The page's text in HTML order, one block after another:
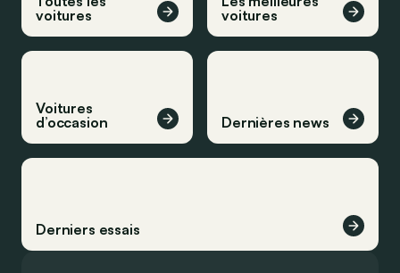
voitures
voitures
Voitures
d’occasion
Dernières news
Derniers essais